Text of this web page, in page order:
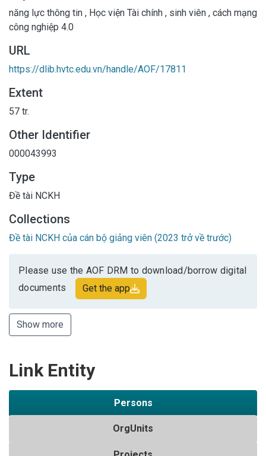
năng lực thông tin , Học viện Tài chính , sinh viên , cách mạng
công nghiệp 4.0
URL
https://dlib.hvtc.edu.vn/handle/AOF/17811
Extent
57 tr.
Other Identifier
000043993
Type
Đề tài NCKH
Collections
Đề tài NCKH của cán bộ giảng viên (2023 trở về trước)
Please use the AOF DRM to download/borrow digital
documents
Get the app
Show more
Link Entity
Persons
OrgUnits